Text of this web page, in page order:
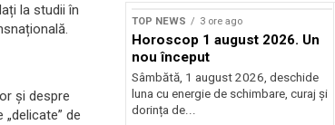
la studii în
și despre
de
TOP NEWS 3 ore ago
Horoscop 1 august 2026. Un
nou început
Sâmbătă, 1 august 2026, deschide
luna cu energie de schimbare, curaj și
dorința de...